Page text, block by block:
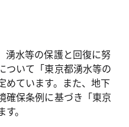
湧水等の保護と回復に努
ついて「東京都湧水等の
めています。また、地下
確保条例に基づき「東京
。